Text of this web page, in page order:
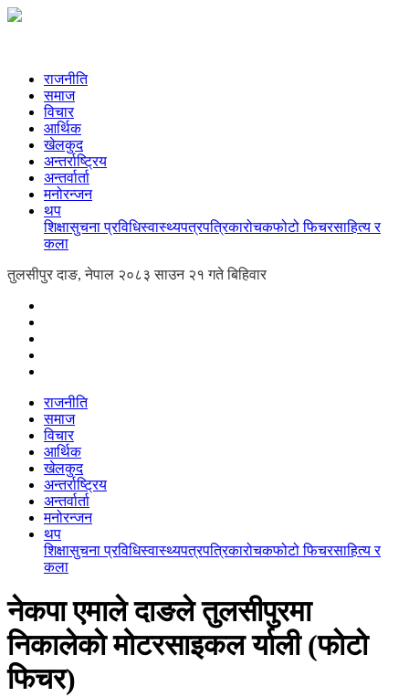
राजनीति
समाज
विचार
आर्थिक
खेलकुद
अन्तर्राष्ट्रिय
अन्तर्वार्ता
मनोरन्जन
थप
शिक्षासुचना प्रविधिस्वास्थ्यपत्रपत्रिकारोचकफोटो फिचरसाहित्य र
कला
तुलसीपुर दाङ, नेपाल २०८३ साउन २१ गते बिहिवार
राजनीति
समाज
विचार
आर्थिक
खेलकुद
अन्तर्राष्ट्रिय
अन्तर्वार्ता
मनोरन्जन
थप
शिक्षासुचना प्रविधिस्वास्थ्यपत्रपत्रिकारोचकफोटो फिचरसाहित्य र
कला
नेकपा एमाले दाङले तुलसीपुरमा
निकालेकाे मोटरसाइकल र्याली (फाेटाे
फिचर)